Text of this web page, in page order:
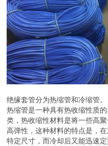
绝缘套管分为热缩管和冷缩管。
热缩管是一种具有热收缩性质
类，热收缩性材料是将一些高
高弹性，这种材料的特点是，
特定尺寸，而冷却后又能迅速定